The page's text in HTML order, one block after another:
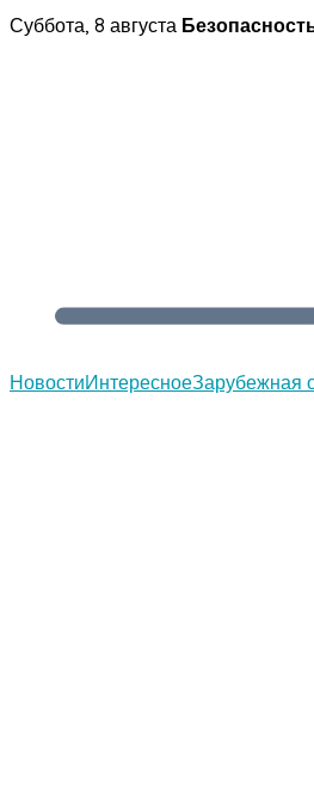
Перейти
Суббота, 8 августа
НовостиИнтересноеЗарубежная